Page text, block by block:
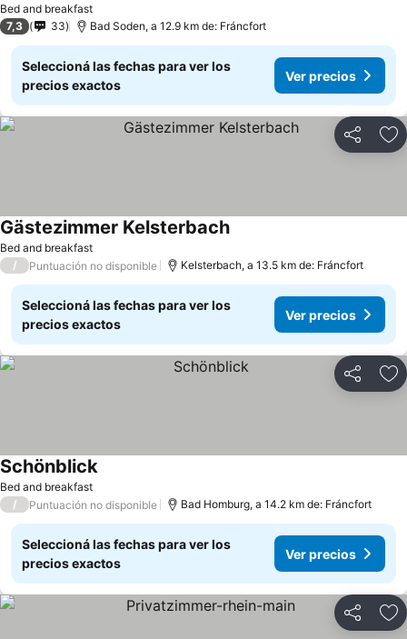
Bed and breakfast
7,3 33 Bad Soden, a 12.9 km de: Fráncfort
Seleccioná las fechas para ver los
precios exactos
Ver precios
Compartir
Bed and breakfast
Gästezimmer KelsterbachVer precios
/ Puntuación no disponible Kelsterbach, a 13.5 km de: Fráncfort
Seleccioná las fechas para ver los
precios exactos
Ver precios
Compartir
Bed and breakfast
SchönblickVer precios
/ Puntuación no disponible Bad Homburg, a 14.2 km de: Fráncfort
Seleccioná las fechas para ver los
precios exactos
Ver precios
Compartir